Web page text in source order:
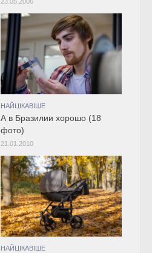
НАЙЦІКАВІШЕ
А в Бразилии хорошо (18
фото)
21.01.2010
НАЙЦІКАВІШЕ